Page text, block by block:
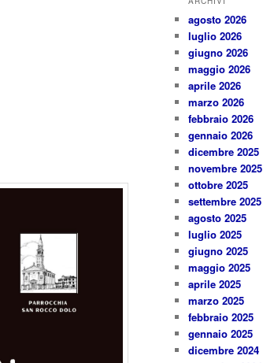
agosto 2026
luglio 2026
giugno 2026
maggio 2026
aprile 2026
marzo 2026
febbraio 2026
gennaio 2026
dicembre 2025
novembre 2025
ottobre 2025
settembre 2025
agosto 2025
luglio 2025
giugno 2025
maggio 2025
aprile 2025
marzo 2025
febbraio 2025
gennaio 2025
dicembre 2024